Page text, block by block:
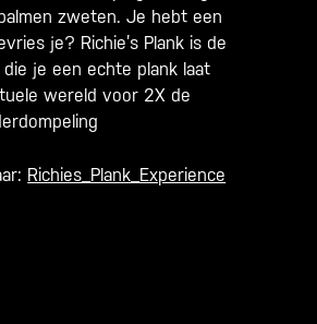
zweten. Je hebt een
je? Richie’s Plank is de
je een echte plank laat
wereld voor 2X de
Richies_Plank_Experience